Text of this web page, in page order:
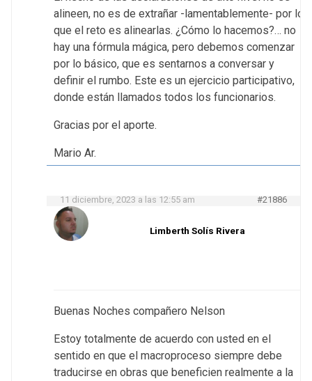
alineen, no es de extrañar -lamentablemente- por lo
que el reto es alinearlas. ¿Cómo lo hacemos?… no
hay una fórmula mágica, pero debemos comenzar
por lo básico, que es sentarnos a conversar y
definir el rumbo. Este es un ejercicio participativo,
donde están llamados todos los funcionarios.
Gracias por el aporte.
Mario Ar.
11 diciembre, 2023 a las 12:55 am #21886
Limberth Solís Rivera
Buenas Noches compañero Nelson
Estoy totalmente de acuerdo con usted en el
sentido en que el macroproceso siempre debe
traducirse en obras que beneficien realmente a la